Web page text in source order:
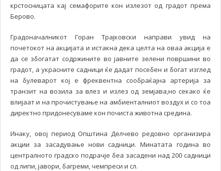
крстосницата кај семафорите кон излезот од градот према
Берово.
Градоначалникот Горан Трајковски направи увид на
почетокот на акцијата и истакна дека целта на оваа акција е
да се збогатат содржините во јавните зелени површини во
градот, а украсните садници ќе дадат посебен и богат изглед
на булеварот кој е фреквентна сообраќајна артерија за
транзит на возила за влез и излез од земјава,но секако ќе
влијаат и на прочистување на амбиенталниот воздух и со тоа
директно придонесуваме кон почиста животна средина.
Инаку, овој период Општина Делчево редовно организира
акции за засадување нови садници. Минатата година во
централното градско подрачје беа засадени над 200 садници
од липи, јавори, багреми, чемпреси и сл.